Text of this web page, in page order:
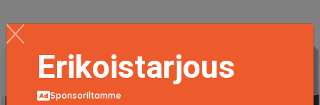
Erikoistarjous
Sponsoriltamme